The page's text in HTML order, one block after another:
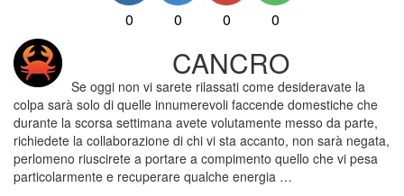
0 0 0 0
CANCRO
Se oggi non vi sarete rilassati come desideravate la
colpa sarà solo di quelle innumerevoli faccende domestiche che
durante la scorsa settimana avete volutamente messo da parte,
richiedete la collaborazione di chi vi sta accanto, non sarà negata,
perlomeno riuscirete a portare a compimento quello che vi pesa
particolarmente e recuperare qualche energia …